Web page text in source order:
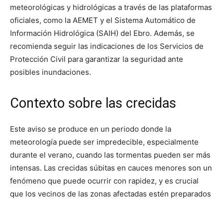
meteorológicas y hidrológicas a través de las plataformas
oficiales, como la AEMET y el Sistema Automático de
Información Hidrológica (SAIH) del Ebro. Además, se
recomienda seguir las indicaciones de los Servicios de
Protección Civil para garantizar la seguridad ante
posibles inundaciones.
Contexto sobre las crecidas
Este aviso se produce en un periodo donde la
meteorología puede ser impredecible, especialmente
durante el verano, cuando las tormentas pueden ser más
intensas. Las crecidas súbitas en cauces menores son un
fenómeno que puede ocurrir con rapidez, y es crucial
que los vecinos de las zonas afectadas estén preparados